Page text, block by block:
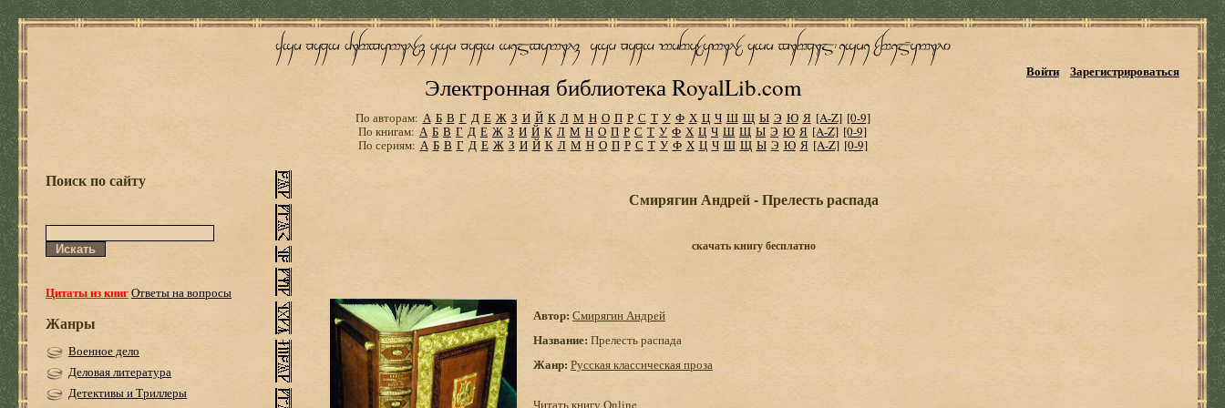
Электронная библиотека RoyalLib.com
Войти Зарегистрироваться
По авторам: А Б В Г Д Е Ж З И Й К Л М Н О П Р С Т У Ф Х Ц Ч Ш Щ Ы Э Ю Я [A-Z] [0-9]
По книгам: А Б В Г Д Е Ж З И Й К Л М Н О П Р С Т У Ф Х Ц Ч Ш Щ Ы Э Ю Я [A-Z] [0-9]
По сериям: А Б В Г Д Е Ж З И Й К Л М Н О П Р С Т У Ф Х Ц Ч Ш Щ Ы Э Ю Я [A-Z] [0-9]
Поиск по сайту
Цитаты из книгОтветы на вопросы
Жанры
Военное дело
Деловая литература
Детективы и Триллеры
Смирягин Андрей - Прелесть распада
скачать книгу бесплатно
Автор: Смирягин Андрей
Название: Прелесть распада
Жанр: Русская классическая проза
Читать книгу Online